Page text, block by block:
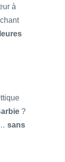
à
?
sans